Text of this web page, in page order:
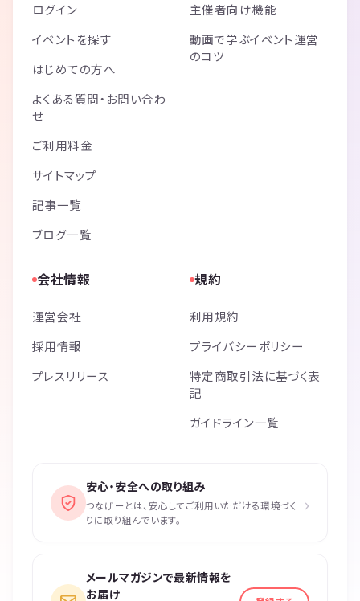
ログイン
イベントを探す
はじめての方へ
よくある質問・お問い合わ
せ
ご利用料金
サイトマップ
記事一覧
ブログ一覧
主催者向け機能
動画で学ぶイベント運営
のコツ
会社情報
運営会社
採用情報
プレスリリース
規約
利用規約
プライバシーポリシー
特定商取引法に基づく表
記
ガイドライン一覧
安心・安全への取り組み
つなげーとは、安心してご利用いただける環境づく
りに取り組んでいます。
›
メールマガジンで最新情報を
お届け